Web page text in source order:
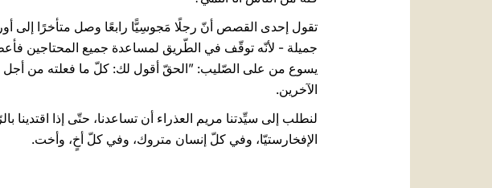
تقول إحدى القصص أنّ رجلًا مَجوسِيًّا رابعًا وصل متأخرًا إلى
جميلة - لأنّه توقّف في الطّريق لمساعدة جميع المحتاجين
يسوع من على الصّليب: ”الحقّ أقول لك: كلّ ما فعلته من أجل
الآخرين.
لنطلب إلى سيِّدتنا مريم العذراء أن تساعدنا، حتّى إذا
الإفخارستيّا، وفي كلّ إنسان متروك، وفي كلّ أخٍ، وأخت.